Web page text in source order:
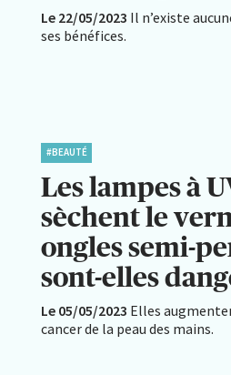
Le 22/05/2023 Il n’existe
ses bénéfices.
#BEAUTÉ
Les lampes à
sèchent le
ongles semi-
sont-elles
Le 05/05/2023 Elles
cancer de la peau des mains.